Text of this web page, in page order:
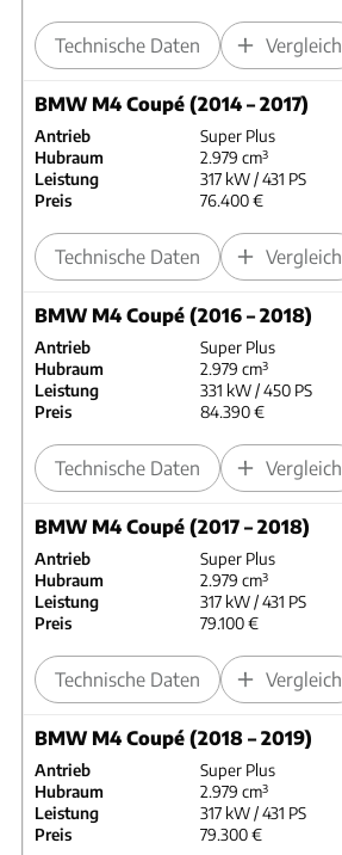
Technische Daten Vergleich
BMW M4 Coupé (2014 – 2017)
Antrieb
Super Plus
Hubraum
2.979 cm³
Leistung
317 kW / 431 PS
Preis
76.400 €
Technische Daten Vergleich
BMW M4 Coupé (2016 – 2018)
Antrieb
Super Plus
Hubraum
2.979 cm³
Leistung
331 kW / 450 PS
Preis
84.390 €
Technische Daten Vergleich
BMW M4 Coupé (2017 – 2018)
Antrieb
Super Plus
Hubraum
2.979 cm³
Leistung
317 kW / 431 PS
Preis
79.100 €
Technische Daten Vergleich
BMW M4 Coupé (2018 – 2019)
Antrieb
Super Plus
Hubraum
2.979 cm³
Leistung
317 kW / 431 PS
Preis
79.300 €